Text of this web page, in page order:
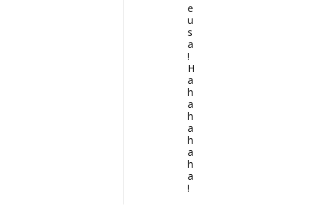
e
u
s
a
!
H
a
h
a
h
a
h
a
h
a
!